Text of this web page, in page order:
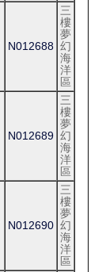
N012688
三
樓
夢
幻
海
洋
區
N012689
三
樓
夢
幻
海
洋
區
N012690
三
樓
夢
幻
海
洋
區